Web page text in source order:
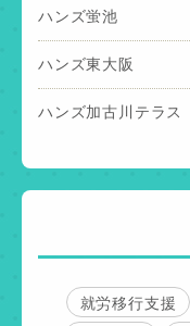
ハンズ蛍池
ハンズ東大阪
ハンズ加古川テラス
就労移行支援